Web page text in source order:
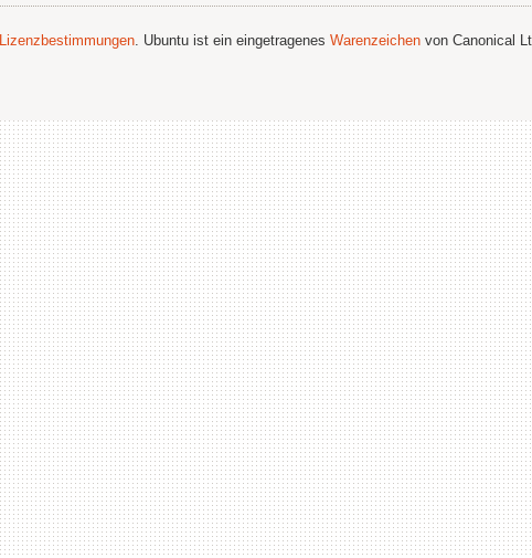
Lizenzbestimmungen. Ubuntu ist ein eingetragenes Warenzeichen von Canonical